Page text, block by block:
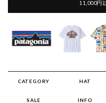
11,000円
CATEGORY HAT
SALE INFO